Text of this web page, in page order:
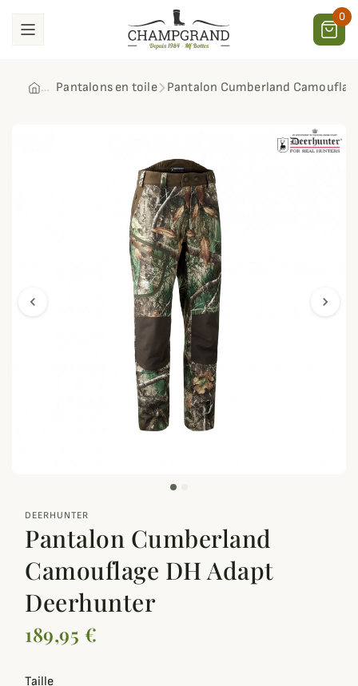
0
Pantalons en toile Pantalon Cumberland
chevron_left
zoom_out_map
chevron_right
DEERHUNTER
Pantalon Cumberland
Camouflage DH Adapt
Deerhunter
189,95 €
Taille